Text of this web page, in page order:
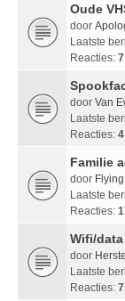
Oude
door
Laatste
Reacties: 7
door Van
Laatste
Reacties: 4
Familie
door
Laatste
Reacties:
Wifi/
door
Laatste
Reacties: 7